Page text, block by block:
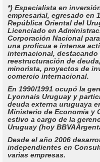
*) Especialista en
empresarial, egresado en
República Oriental del
Licenciado en
Corporación Nacional
una proficua e intensa
internacional,
reestructuración de
minorista, proyectos de
comercio internacional.
En 1990/1991 ocupó la
Lyonnais Uruguay y
deuda externa uruguaya
Ministerio de Economía y
estivo a cargo de la
Uruguay (hoy
Desde el año 2006
independientes en
varias empresas.